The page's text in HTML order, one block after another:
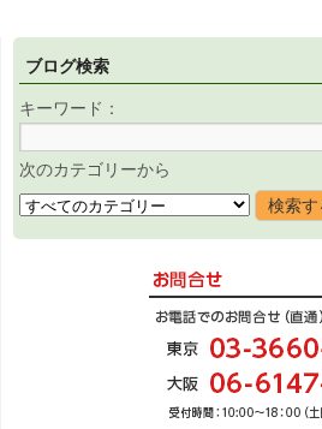
ブログ検索
キーワード：
次のカテゴリーから